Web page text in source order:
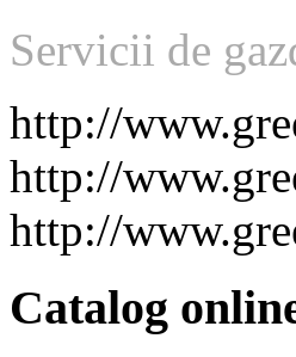
Servicii de
http://
http://
http://
Catalog